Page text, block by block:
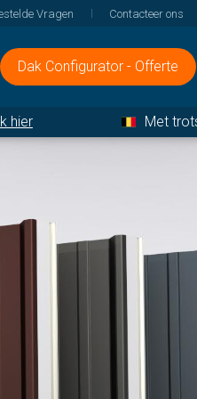
Dak Configurator - Offerte
Vragen Contacteer ons
hier Met